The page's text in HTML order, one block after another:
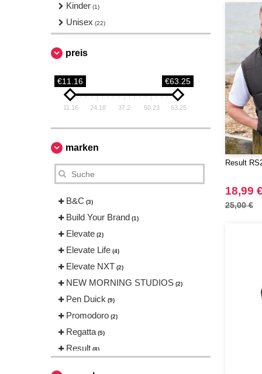
Kinder (1)
Unisex (22)
preis
€11.16 €63.25
11.16 24.18 37.2 50.23 63.25
marken
B&C (3)
Build Your Brand (1)
Elevate (2)
Elevate Life (4)
Elevate NXT (2)
NEW MORNING STUDIOS (2)
Pen Duick (9)
Promodoro (2)
Regatta (5)
Result (8)
Result
18,99 €
25,00 €